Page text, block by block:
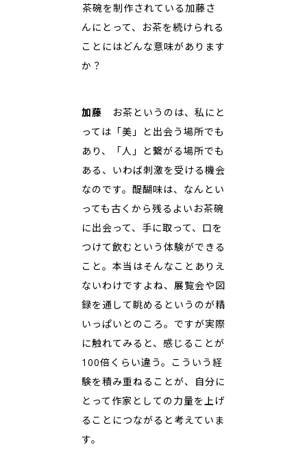
――茶碗を制作されている加藤さ
んにとって、お茶を続けられる
ことにはどんな意味があります
か？
加藤 お茶というのは、私にと
っては「美」と出会う場所でも
あり、「人」と繋がる場所でも
ある、いわば刺激を受ける機会
なのです。醍醐味は、なんとい
っても古くから残るよいお茶碗
に出会って、手に取って、口を
つけて飲むという体験ができる
こと。本当はそんなことありえ
ないわけですよね、展覧会や図
録を通して眺めるというのが精
いっぱいとのころ。ですが実際
に触れてみると、感じることが
100倍くらい違う。こういう経
験を積み重ねることが、自分に
とって作家としての力量を上げ
ることにつながると考えていま
す。